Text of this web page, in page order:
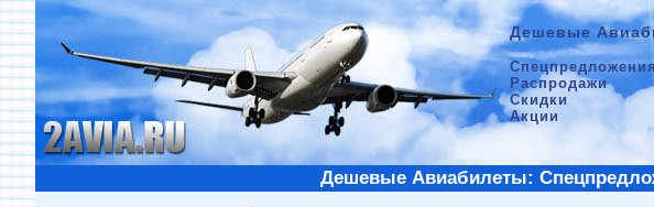
Дешевые
Распродажи
Скидки
Акции
Дешевые Авиабилеты: